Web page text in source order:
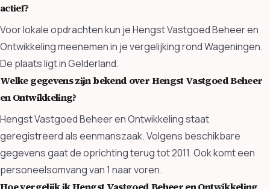
actief?
Voor lokale opdrachten kun je Hengst Vastgoed Beheer en
Ontwikkeling meenemen in je vergelijking rond Wageningen.
De plaats ligt in Gelderland.
Welke gegevens zijn bekend over Hengst Vastgoed Beheer
en Ontwikkeling?
Hengst Vastgoed Beheer en Ontwikkeling staat
geregistreerd als eenmanszaak. Volgens beschikbare
gegevens gaat de oprichting terug tot 2011. Ook komt een
personeelsomvang van 1 naar voren.
Hoe vergelijk ik Hengst Vastgoed Beheer en Ontwikkeling